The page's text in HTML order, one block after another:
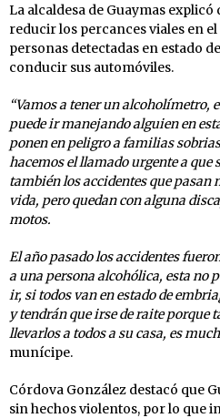
La alcaldesa de Guaymas
reducir los percances viales en
personas detectadas en estado
conducir sus automóviles.
“Vamos a tener un alcoholímetro,
puede ir manejando alguien en
ponen en peligro a familias
hacemos el llamado urgente a que
también los accidentes que pasan
vida, pero quedan con alguna
motos.
El año pasado los accidentes
a una persona alcohólica, esta no
ir, si todos van en estado de
y tendrán que irse de raite porque
llevarlos a todos a su casa, es
munícipe.
Córdova González destacó que
sin hechos violentos, por lo que